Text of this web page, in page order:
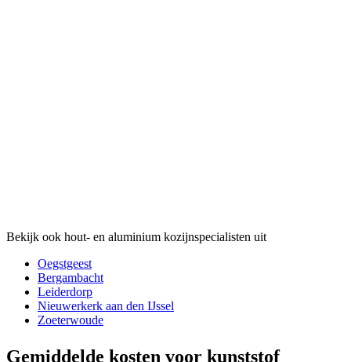
Bekijk ook hout- en aluminium kozijnspecialisten uit
Oegstgeest
Bergambacht
Leiderdorp
Nieuwerkerk aan den IJssel
Zoeterwoude
Gemiddelde kosten voor kunststof